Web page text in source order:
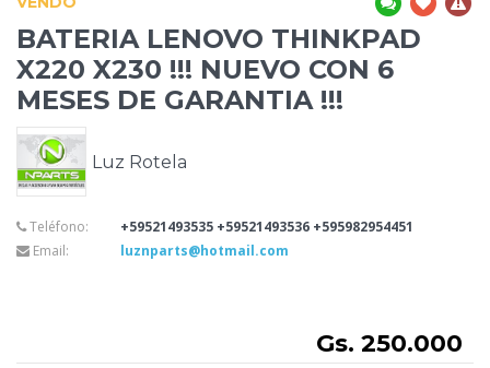
BATERIA LENOVO THINKPAD
X220 X230 !!! NUEVO CON 6
MESES DE GARANTIA !!!
Luz Rotela
Teléfono:
+59521493535 +59521493536 +595982954451
Email:
luznparts@hotmail.com
Gs. 250.000